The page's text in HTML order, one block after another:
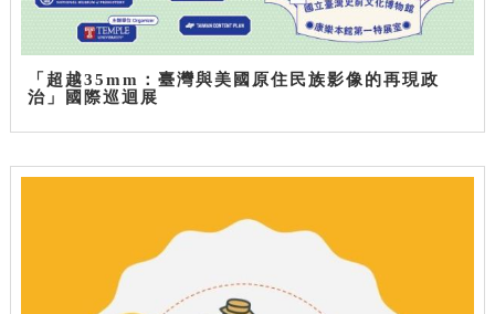
「超越35mm：臺灣與美國原住民族影像的再現政
治」國際巡迴展